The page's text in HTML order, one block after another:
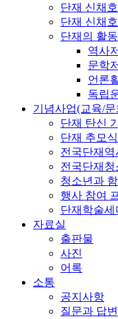
단재 신채
단재 신채
단재의 활동
역사
문학
언론
독립
기념사업(교육/문
단재 탄신
단재 추모식
전국단재역
전국단재청
청소년과
행사 참여
단재학술세
자료실
출판물
사진
어록
소통
공지사항
질문과 답변